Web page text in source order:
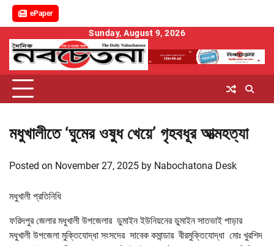
ePaper
content
Sunday, August 9, 2026
মধুখালীতে ‘ঘুমের ওষুধ খেয়ে’ গৃহবধূর আত্মহত্যা
Posted on November 27, 2025 by Nabochatona Desk
মধুখালী প্রতিনিধি
ফরিদপুর জেলার মধুখালী উপজেলার ডুমাইন ইউনিয়নের ডুমাইন সাতভাই পাড়ার
মধুখালী উপজেলা মুক্তিযোদ্ধা সংসদের সাবেক কমান্ডার বীরমুক্তিযোদ্ধা মোঃ খুরশিদ